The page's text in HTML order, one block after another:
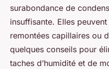
surabondance de
insuffisante. Elles
remontées capillaires ou
quelques conseils pour
taches d’humidité et de